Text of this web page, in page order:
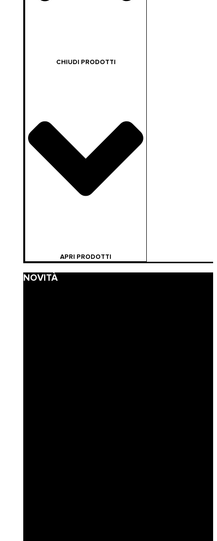
CHIUDI PRODOTTI
APRI PRODOTTI
NOVITÀ